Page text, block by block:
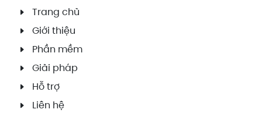
Trang chủ
Giới thiệu
Phần mềm
Giải pháp
Hỗ trợ
Liên hệ